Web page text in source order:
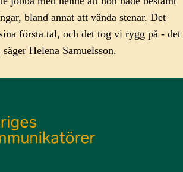
bland annat att vända stenar. Det
första tal, och det tog vi rygg på - det
Helena Samuelsson.